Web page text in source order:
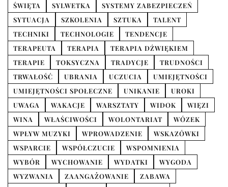
ŚWIĘTA
SYLWETKA
SYSTEMY ZABEZPIECZEŃ
SYTUACJA
SZKOLENIA SZTUKA
TALENT
TECHNIKI
TECHNOLOGIE
TENDENCJE
TERAPEUTA
TERAPIA
TERAPIA DŹWIĘKIEM
TERAPIE
TOKSYCZNA TRADYCJE
TRUDNOŚCI
TRWAŁOŚĆ
UBRANIA UCZUCIA
UMIEJĘTNOŚCI
UMIEJĘTNOŚCI SPOŁECZNE
UNIKANIE
UROKI
UWAGA
WAKACJE WARSZTATY WIDOK
WIĘZI
WINA
WŁAŚCIWOŚCI WOLONTARIAT
WÓZEK
WPŁYW MUZYKI
WPROWADZENIE
WSKAZÓWKI
WSPARCIE
WSPÓŁCZUCIE
WSPOMNIENIA
WYBÓR
WYCHOWANIE WYDATKI
WYGODA
WYZWANIA
ZAANGAŻOWANIE
ZABAWA